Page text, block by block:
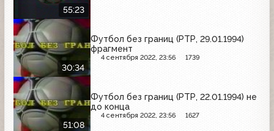
55:23
30:34
Футбол без границ (РТР, 29.01.1994)
фрагмент
4 сентября 2022, 23:56 1739
51:08
Футбол без границ (РТР, 22.01.1994) не
до конца
4 сентября 2022, 23:56 1627